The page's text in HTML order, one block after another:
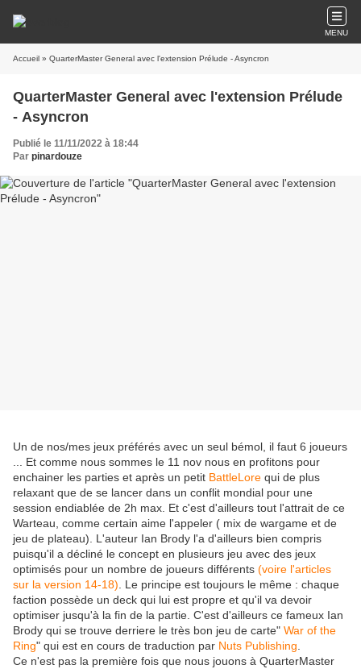
MENU
Accueil » QuarterMaster General avec l'extension Prélude - Asyncron
QuarterMaster General avec l'extension Prélude
- Asyncron
Publié le 11/11/2022 à 18:44
Par pinardouze
Un de nos/mes jeux préférés avec un seul bémol, il faut 6 joueurs
... Et comme nous sommes le 11 nov nous en profitons pour
enchainer les parties et après un petit BattleLore qui de plus
relaxant que de se lancer dans un conflit mondial pour une
session endiablée de 2h max. Et c'est d'ailleurs tout l'attrait de ce
Warteau, comme certain aime l'appeler ( mix de wargame et de
jeu de plateau). L'auteur Ian Brody l'a d'ailleurs bien compris
puisqu'il a décliné le concept en plusieurs jeu avec des jeux
optimisés pour un nombre de joueurs différents (voire l'articles
sur la version 14-18) . Le principe est toujours le même : chaque
faction possède un deck qui lui est propre et qu'il va devoir
optimiser jusqu'à la fin de la partie. C'est d'ailleurs ce fameux Ian
Brody qui se trouve derriere le très bon jeu de carte" War of the
Ring" qui est en cours de traduction par Nuts Publishing
Ce n'est pas la première fois que nous jouons à QuarterMaster